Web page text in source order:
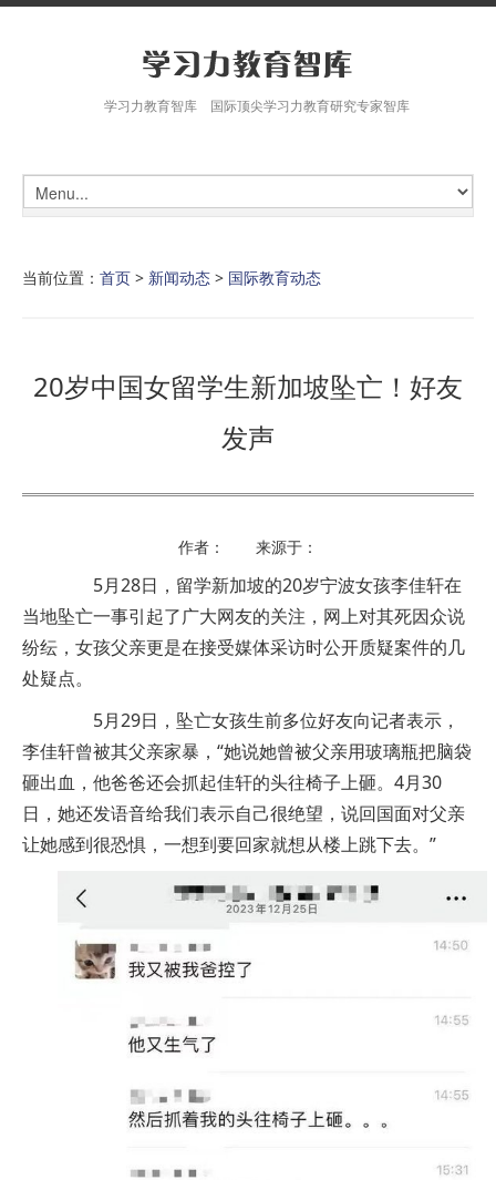
学习力教育智库 国际顶尖学习力教育研究专家智库
当前位置： 首页 > 新闻动态 > 国际教育动态
20岁中国女留学生新加坡坠亡！好友
发声
作者： 来源于：
5月28日，留学新加坡的20岁宁波女孩李佳轩在
当地坠亡一事引起了广大网友的关注，网上对其死因众说
纷纭，女孩父亲更是在接受媒体采访时公开质疑案件的几
处疑点。
5月29日，坠亡女孩生前多位好友向记者表示，
李佳轩曾被其父亲家暴，“她说她曾被父亲用玻璃瓶把脑袋
砸出血，他爸爸还会抓起佳轩的头往椅子上砸。4月30
日，她还发语音给我们表示自己很绝望，说回国面对父亲
让她感到很恐惧，一想到要回家就想从楼上跳下去。”